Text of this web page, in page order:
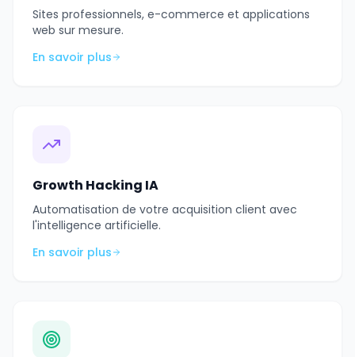
Sites professionnels, e-commerce et applications
web sur mesure.
En savoir plus
Growth Hacking IA
Automatisation de votre acquisition client avec
l'intelligence artificielle.
En savoir plus